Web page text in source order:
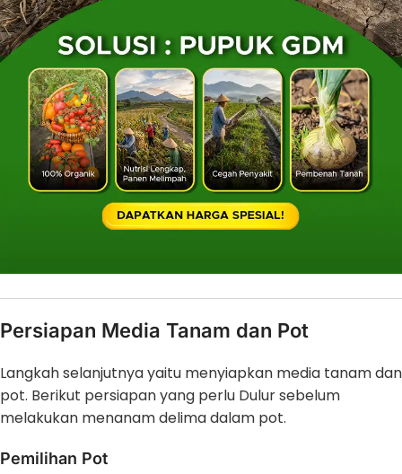
Persiapan Media Tanam dan Pot
Langkah selanjutnya yaitu menyiapkan media tanam dan
pot. Berikut persiapan yang perlu Dulur sebelum
melakukan menanam delima dalam pot.
Pemilihan Pot